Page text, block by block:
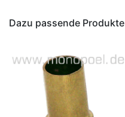
Dazu passende Produkte